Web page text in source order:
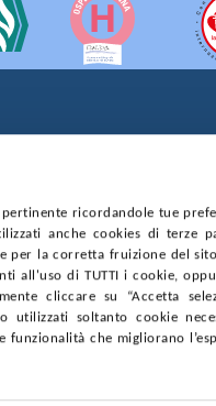
ricordandole tue
anche cookies di terze
per la corretta fruizione del
all'uso di TUTTI i cookie,
cliccare su “Accetta
utilizzati soltanto cookie
che migliorano
SOSTIENICI